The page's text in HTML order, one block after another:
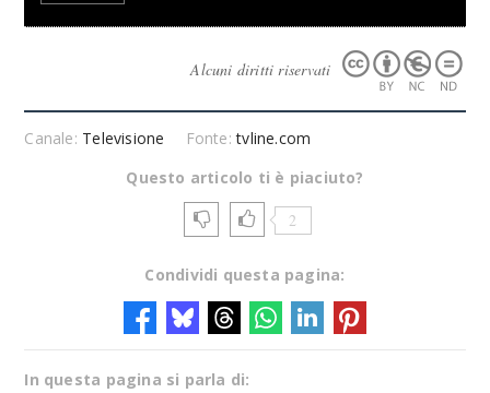
Alcuni diritti riservati
Canale: Televisione Fonte:tvline.com
Questo articolo ti è piaciuto?
2
Condividi questa pagina:
In questa pagina si parla di: